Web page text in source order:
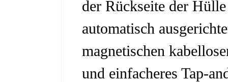
der Rückseite der
automatisch
magnetischen
und einfacheres Tap-